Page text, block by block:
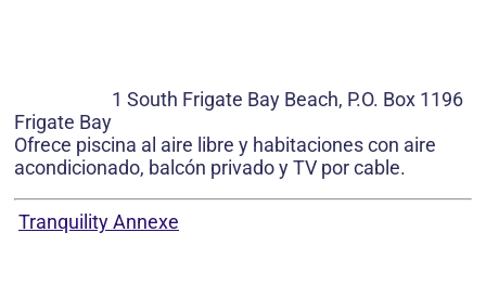
1 South Frigate Bay Beach, P.O. Box 1196
Frigate Bay
Ofrece piscina al aire libre y habitaciones con aire
acondicionado, balcón privado y TV por cable.
Tranquility Annexe